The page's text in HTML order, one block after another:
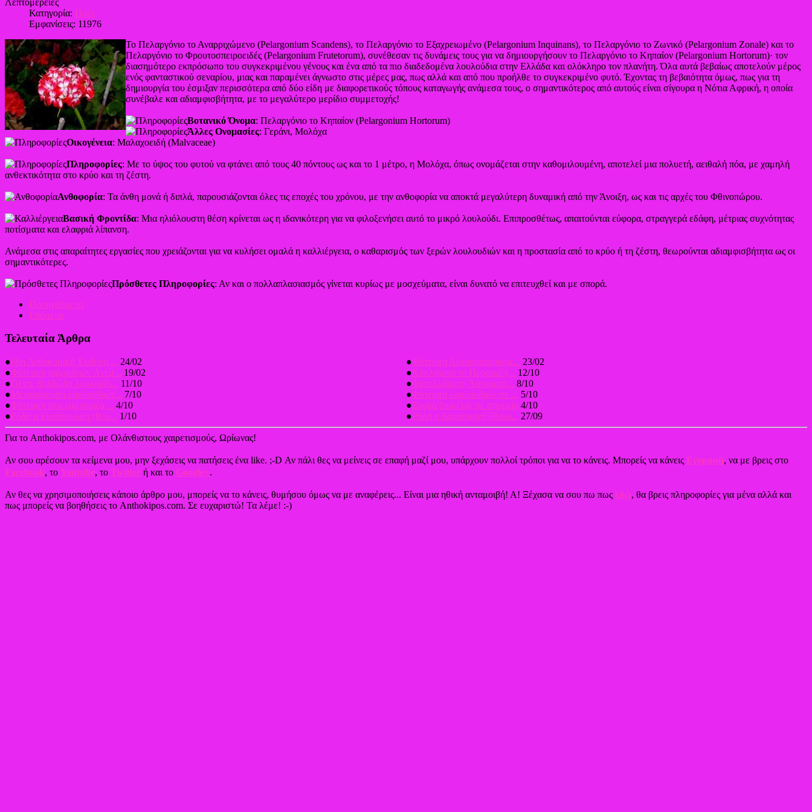
Κατηγορία: Πόες
Εμφανίσεις: 11976
Το Πελαργόνιο το Αναρριχώμενο (Pelargonium Scandens), το Πελαργόνιο το Εξαχρειωμένο (Pelargonium Inquinans), το Πελαργόνιο το Ζωνικό (Pelargonium Zonale) και το
Πελαργόνιο το Φρουτοσπειροειδές (Pelargonium Frutetorum), συνέθεσαν τις δυνάμεις τους για να δημιουργήσουν το Πελαργόνιο το Κηπαίον (Pelargonium Hortorum)· τον
διασημότερο εκπρόσωπο του συγκεκριμένου γένους και ένα από τα πιο διαδεδομένα λουλούδια στην Ελλάδα και ολόκληρο τον πλανήτη. Όλα αυτά βεβαίως αποτελούν μέρος
ενός φανταστικού σεναρίου, μιας και παραμένει άγνωστο στις μέρες μας, πως αλλά και από που προήλθε το συγκεκριμένο φυτό. Έχοντας τη βεβαιότητα όμως, πως για τη
δημιουργία του έσμιξαν περισσότερα από δύο είδη με διαφορετικούς τόπους καταγωγής ανάμεσα τους, ο σημαντικότερος από αυτούς είναι σίγουρα η Νότια Αφρική, η οποία
συνέβαλε και αδιαμφισβήτητα, με το μεγαλύτερο μερίδιο συμμετοχής!
Βοτανικό Όνομα: Πελαργόνιο το Κηπαίον (Pelargonium Hortorum)
Άλλες Ονομασίες: Γεράνι, Μολόχα
Οικογένεια: Μαλαχοειδή (Malvaceae)
Πληροφορίες: Με το ύψος του φυτού να φτάνει από τους 40 πόντους ως και το 1 μέτρο, η Μολόχα, όπως ονομάζεται στην καθομιλουμένη, αποτελεί μια πολυετή, αειθαλή πόα, με χαμηλή
ανθεκτικότητα στο κρύο και τη ζέστη.
Ανθοφορία: Τα άνθη μονά ή διπλά, παρουσιάζονται όλες τις εποχές του χρόνου, με την ανθοφορία να αποκτά μεγαλύτερη δυναμική από την Άνοιξη, ως και τις αρχές του Φθινοπώρου.
Βασική Φροντίδα: Μια ηλιόλουστη θέση κρίνεται ως η ιδανικότερη για να φιλοξενήσει αυτό το μικρό λουλούδι. Επιπροσθέτως, απαιτούνται εύφορα, στραγγερά εδάφη, μέτριας συχνότητας
ποτίσματα και ελαφριά λίπανση.
Ανάμεσα στις απαραίτητες εργασίες που χρειάζονται για να κυλήσει ομαλά η καλλιέργεια, ο καθαρισμός των ξερών λουλουδιών και η προστασία από το κρύο ή τη ζέστη, θεωρούνται αδιαμφισβήτητα ως οι
σημαντικότερες.
Πρόσθετες Πληροφορίες: Αν και ο πολλαπλασιασμός γίνεται κυρίως με μοσχεύματα, είναι δυνατό να επιτευχθεί και με σπορά.
Προηγούμενο
Επόμενο
Τελευταία Άρθρα
●66η Ανθοκομική Έκθεση ... 24/02 ●Φύτευση Αυτοκρατορικής... 23/02
●Φύτευση ριζωμάτων Aνεμ... 19/02 ●Κυκλάμινο το Περσικό (... 12/10
●Πέντε βολβώδη λουλούδι... 11/10 ●Φριτιλλάρια η Αυτοκρατ... 8/10
●Μεταφύτευση λουλουδιών... 7/10 ●Φύτευση λουλουδιών σε ... 5/10
●Φύτευση στα γυμνόριζα ... 4/10 ●Σπορά βιολέτας σε σπορείο 4/10
●Ρόδη η Εκατόφυλλη (Ros... 1/10 ●Ρόδη η Δαμασκηνή (Rosa... 27/09
Για το Anthokipos.com, με Ολάνθιστους χαιρετισμούς, Ωρίωνας!
Αν σου αρέσουν τα κείμενα μου, μην ξεχάσεις να πατήσεις ένα like. ;-D Αν πάλι θες να μείνεις σε επαφή μαζί μου, υπάρχουν πολλοί τρόποι για να το κάνεις. Μπορείς να κάνεις Εγγραφή, να με βρεις στο
Facebook, το Youtube, το Twitter ή και το Google+.
Αν θες να χρησιμοποιήσεις κάποιο άρθρο μου, μπορείς να το κάνεις, θυμήσου όμως να με αναφέρεις... Είναι μια ηθική ανταμοιβή! Α! Ξέχασα να σου πω πως εδώ, θα βρεις πληροφορίες για μένα αλλά και
πως μπορείς να βοηθήσεις το Anthokipos.com. Σε ευχαριστώ! Τα λέμε! :-)